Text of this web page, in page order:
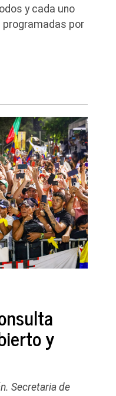
y cada uno
por
y
Secretaria de